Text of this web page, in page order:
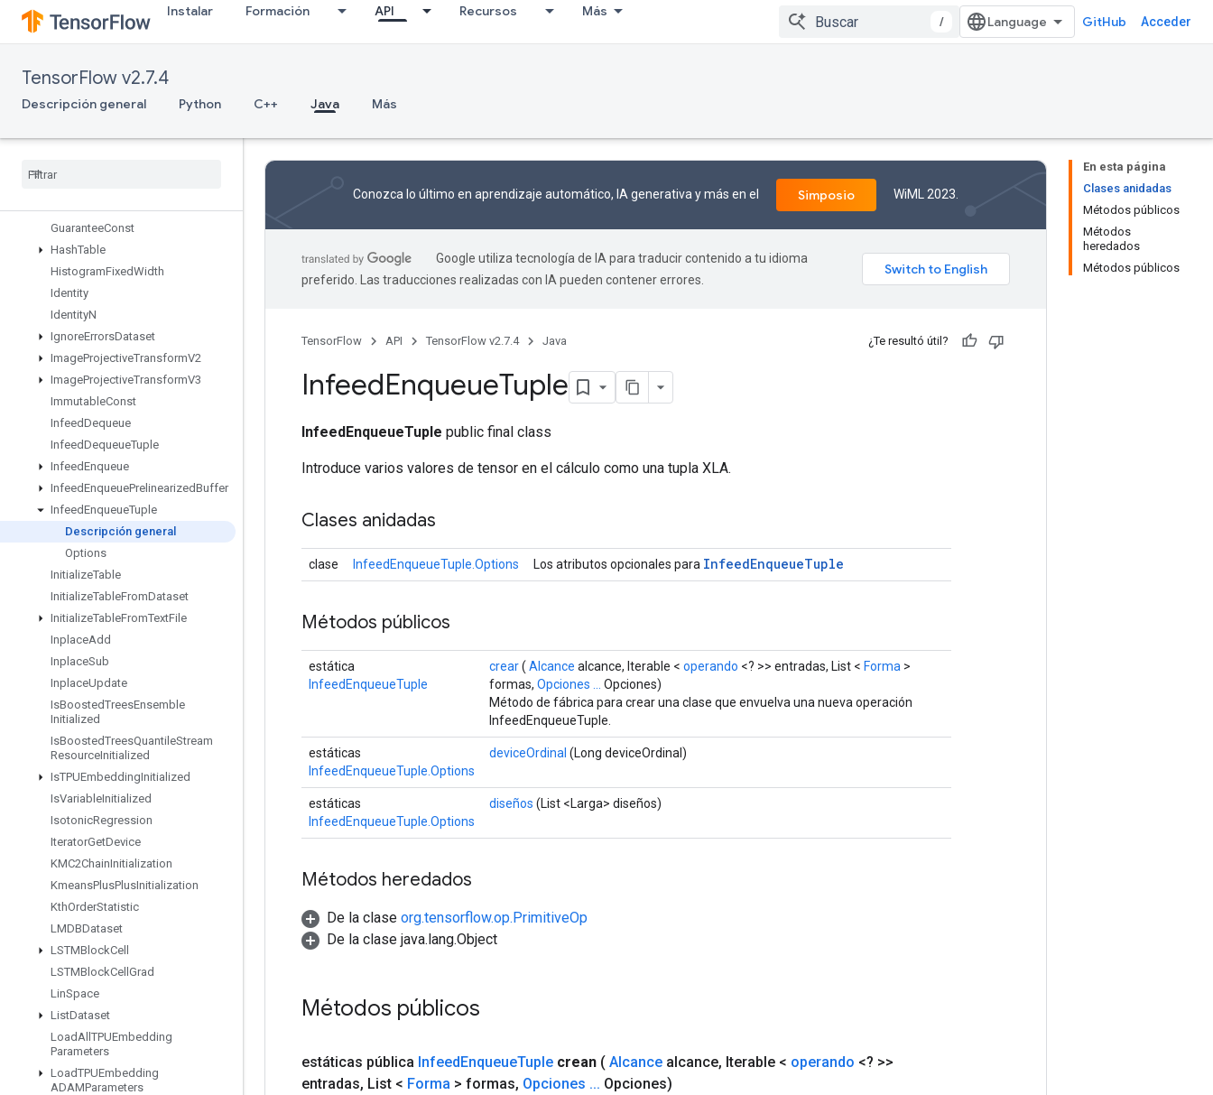
Instalar Formación API Recursos Más
/ GitHub Acceder
TensorFlow v2.7.4
Descripción general Python C++ Java Más
GRUBlockCell
GRUBlockCellGrad
GatherNd
GenerateBoundingBoxProposals
GetOptions
GuaranteeConst
HashTable
HistogramFixedWidth
Identity
IdentityN
IgnoreErrorsDataset
ImageProjectiveTransformV2
ImageProjectiveTransformV3
ImmutableConst
InfeedDequeue
InfeedDequeueTuple
InfeedEnqueue
InfeedEnqueuePrelinearizedBuffer
InfeedEnqueueTuple
Descripción general
Options
InitializeTable
InitializeTableFromDataset
InitializeTableFromTextFile
InplaceAdd
InplaceSub
InplaceUpdate
IsBoostedTreesEnsemble
Initialized
IsBoostedTreesQuantileStream
ResourceInitialized
IsTPUEmbeddingInitialized
IsVariableInitialized
IsotonicRegression
IteratorGetDevice
KMC2ChainInitialization
KmeansPlusPlusInitialization
KthOrderStatistic
LMDBDataset
LSTMBlockCell
LSTMBlockCell Grad
LinSpace
ListDataset
LoadAll TPUEmbedding
Parameters
LoadTPUEmbedding
ADAMParameters
En esta página
Clases anidadas
Métodos públicos
Métodos
heredados
Métodos públicos
Conozca lo último en aprendizaje automático, IA generativa y más en el Simposio WiML 2023.
Google utiliza tecnología de IA para traducir contenido a tu idioma
preferido. Las traducciones realizadas con IA pueden contener errores.
TensorFlow API TensorFlow v2.7.4 Java ¿Te resultó útil?
InfeedEnqueueTuple
InfeedEnqueueTuple public final class
Introduce varios valores de tensor en el cálculo como una tupla XLA.
Clases anidadas
clase InfeedEnqueueTuple.Options Los atributos opcionales para InfeedEnqueueTuple
Métodos públicos
estática
InfeedEnqueueTuple
crear( Alcance alcance, Iterable < operando <? >> entradas, List < Forma >
formas, Opciones ...
Opciones)
Método de fábrica para crear una clase que envuelva una nueva operación
InfeedEnqueueTuple.
estáticas
InfeedEnqueueTuple.Options
deviceOrdinal (Long deviceOrdinal)
estáticas
InfeedEnqueueTuple.Options
diseños (List <Larga> diseños)
Métodos heredados
De la clase org.tensorflow.op.PrimitiveOp
De la clase java.lang.Object
Métodos públicos
estáticas pública InfeedEnqueueTuple crean ( Alcance alcance, Iterable < operando <? >>
entradas, List < Forma > formas, Opciones ... Opciones)